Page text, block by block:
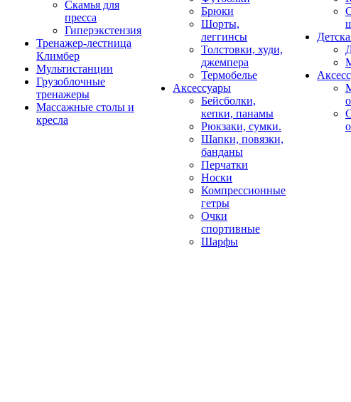
Скамья для
пресса
Гиперэкстензия
Тренажер-лестница
Климбер
Мультистанции
Грузоблочные
тренажеры
Массажные столы и
кресла
Брюки
Шорты,
леггинсы
Толстовки, худи,
джемпера
Термобелье
Аксессуары
Бейсболки,
кепки, панамы
Рюкзаки, сумки.
Шапки, повязки,
банданы
Перчатки
Носки
Компрессионные
гетры
Очки
спортивные
Шарфы